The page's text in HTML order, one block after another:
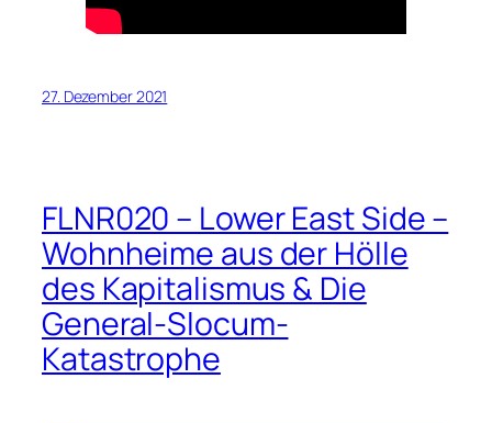
27. Dezember 2021
FLNR020 – Lower East Side –
Wohnheime aus der Hölle
des Kapitalismus & Die
General-Slocum-
Katastrophe